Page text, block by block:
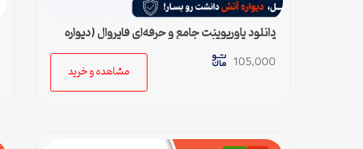
دانلود پاورپوینت جامع و حرفه‌ای فایروال (دیواره
آتش) – ویژه ارائه و پروژه
105,000
مشاهده و خرید